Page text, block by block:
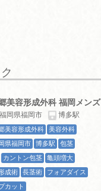
美容形成外科 福岡メンズ
福岡県福岡市 博多駅
美容形成外科
美容外科
県福岡市
博多駅
包茎
カントン包茎
亀頭増大
成術 長茎術
フォアダイス
カット